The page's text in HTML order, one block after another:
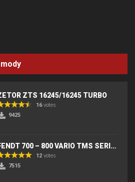
ZTS 16245/16245 TURBO
16votes
9425
FENDT 700 – 800 VARIO TMS SERIES (IC) V2
12 votes
7515